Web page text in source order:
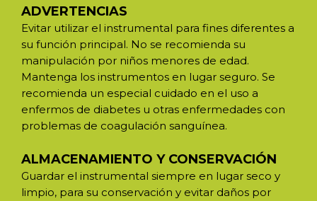
ADVERTENCIAS
Evitar utilizar el instrumental para fines diferentes a
su función principal. No se recomienda su
manipulación por niños menores de edad.
Mantenga los instrumentos en lugar seguro. Se
recomienda un especial cuidado en el uso a
enfermos de diabetes u otras enfermedades con
problemas de coagulación sanguínea.
ALMACENAMIENTO Y CONSERVACIÓN
Guardar el instrumental siempre en lugar seco y
limpio, para su conservación y evitar daños por